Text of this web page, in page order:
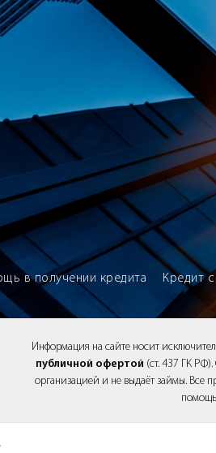
- Рейтинг
в получении кредита Кредит
Информация на сайте носит
публичной офертой (ст. 437 ГК
организацией и не выдаёт займы. Все